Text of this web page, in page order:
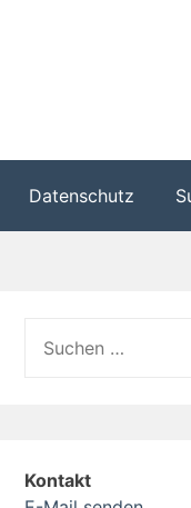
Datenschutz
nach:
Kontakt